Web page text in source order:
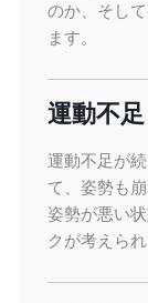
のか、そし
ます。
運動不
運動不足が
て、姿勢も
姿勢が悪い
クが考えられ